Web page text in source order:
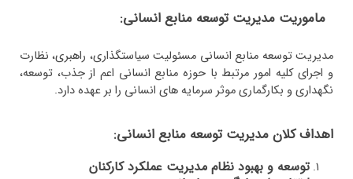
ماموریت مدیریت توسعه منابع انسانی:
مدیریت توسعه منابع انسانی مسئولیت سیاستگذاری، راهبری، نظارت
و اجرای کلیه امور مرتبط با حوزه منابع انسانی اعم از جذب، توسعه،
نگهداری و بکارگماری موثر سرمایه های انسانی را بر عهده دارد.
اهداف کلان مدیریت توسعه منابع انسانی:
توسعه و بهبود نظام مدیریت عملکرد کارکنان